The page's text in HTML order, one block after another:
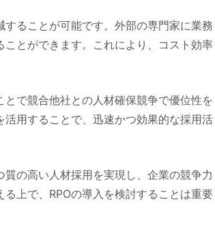
ることが可能です。外部の専門家に業務
とができます。これにより、コスト効率
で競合他社との人材確保競争で優位性を
用することで、迅速かつ効果的な採用活
の高い人材採用を実現し、企業の競争力
上で、RPOの導入を検討することは重要